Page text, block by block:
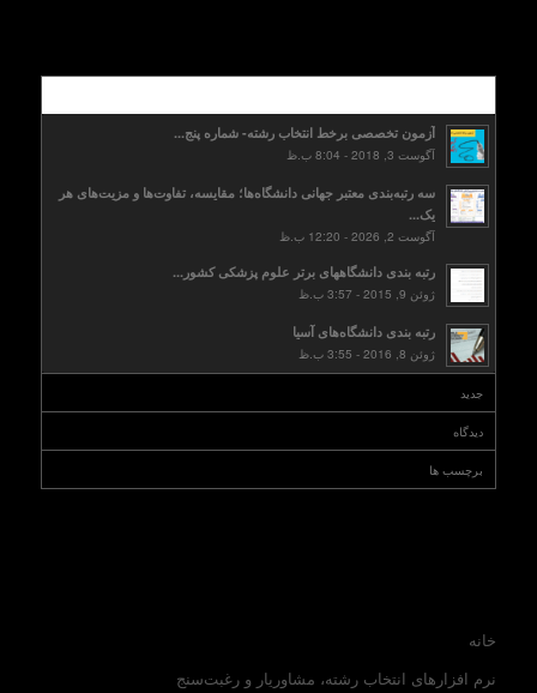
آزمون تخصصی برخط انتخاب رشته- شماره پنج...
آگوست 3, 2018 - 8:04 ب.ظ
سه رتبه‌بندی معتبر جهانی دانشگاه‌ها؛ مقایسه، تفاوت‌ها و مزیت‌های هر
یک...
آگوست 2, 2026 - 12:20 ب.ظ
رتبه بندی دانشگاههای برتر علوم پزشکی کشور...
ژوئن 9, 2015 - 3:57 ب.ظ
رتبه بندی دانشگاه‌های آسیا
ژوئن 8, 2016 - 3:55 ب.ظ
جدید
دیدگاه
برچسب ها
خانه
نرم افزارهای انتخاب رشته، مشاوریار و رغبت‌سنج